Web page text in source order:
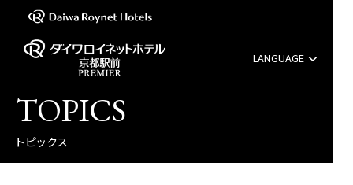
LANGUAGE
TOPICS
トピックス